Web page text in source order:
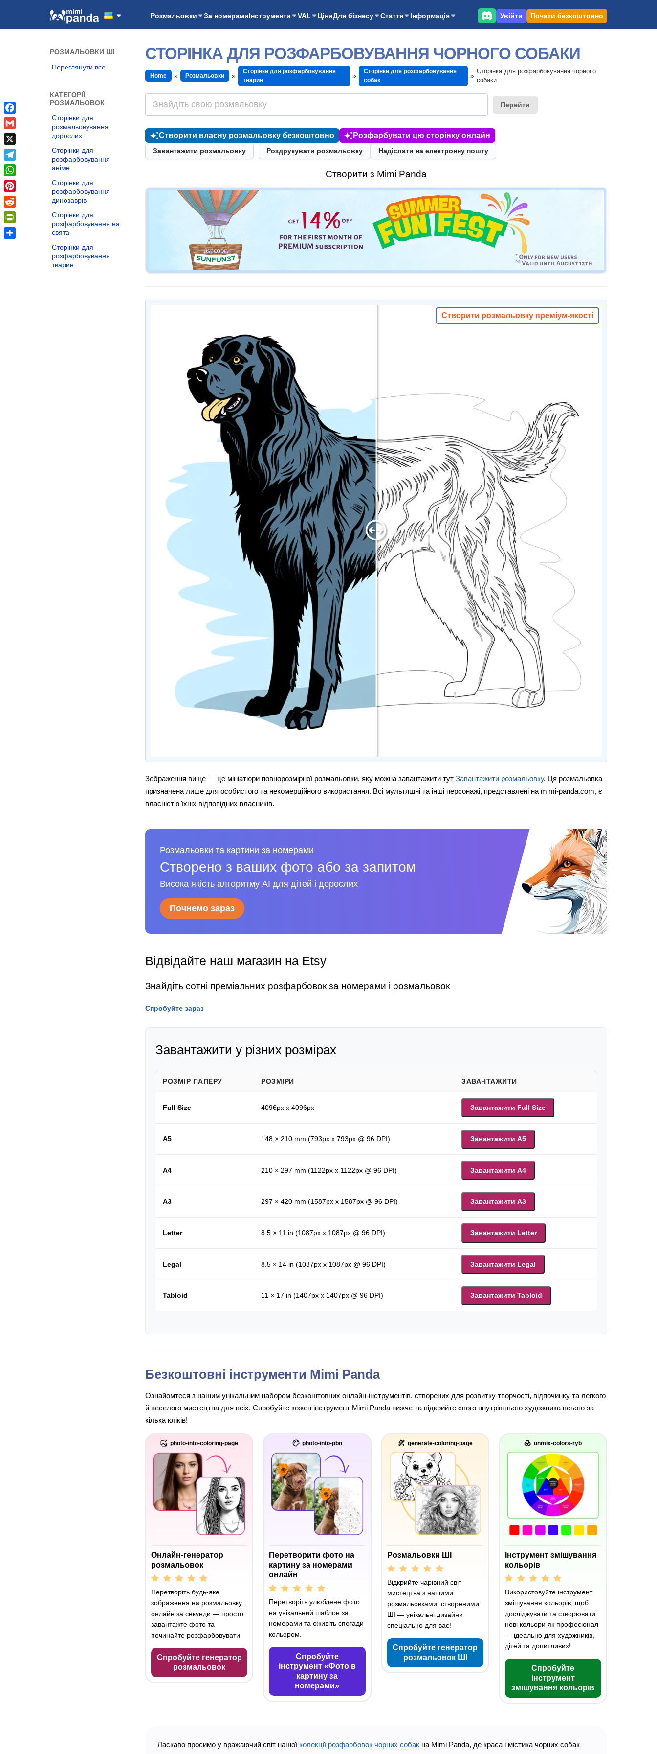
Розмальовки За номерамиІнструменти VAL ЦіниДля бізнесу Стаття Інформація Увійти Почати безкоштовно
РОЗМАЛЬОВКИ ШІ
Переглянути все
КАТЕГОРІЇ
РОЗМАЛЬОВОК
Сторінки для
розмальовування
дорослих
Сторінки для
розфарбовування
аніме
Сторінки для
розфарбовування
динозаврів
Сторінки для
розфарбовування на
свята
Сторінки для
розфарбовування
тварин
СТОРІНКА ДЛЯ РОЗФАРБОВУВАННЯ ЧОРНОГО СОБАКИ
Home Розмальовки
Сторінки для розфарбовування
тварин
Сторінки для розфарбовування
собак
Сторінка для розфарбовування чорного
собаки
Перейти
Створити власну розмальовку безкоштовно Розфарбувати цю сторінку онлайн
Завантажити розмальовку Роздрукувати розмальовку Надіслати на електронну пошту
Створити з Mimi Panda
Створити розмальовку преміум-якості
Зображення вище — це мініатюри повнорозмірної розмальовки, яку можна завантажити тут Завантажити розмальовку. Ця розмальовка
призначена лише для особистого та некомерційного використання. Всі мультяшні та інші персонажі, представлені на mimi-panda.com, є
власністю їхніх відповідних власників.
Розмальовки та картини за номерами
Створено з ваших фото або за запитом
Висока якість алгоритму AI для дітей і дорослих
Почнемо зараз
Відвідайте наш магазин на Etsy
Знайдіть сотні преміальних розфарбовок за номерами і розмальовок
Спробуйте зараз
Завантажити у різних розмірах
РОЗМІР ПАПЕРУ РОЗМІРИ ЗАВАНТАЖИТИ
Full Size 4096px x 4096px Завантажити Full Size
A5 148 × 210 mm (793px x 793px @ 96 DPI) Завантажити A5
A4 210 × 297 mm (1122px x 1122px @ 96 DPI) Завантажити A4
A3 297 × 420 mm (1587px x 1587px @ 96 DPI) Завантажити A3
Letter 8.5 × 11 in (1087px x 1087px @ 96 DPI) Завантажити Letter
Legal 8.5 × 14 in (1087px x 1087px @ 96 DPI) Завантажити Legal
Tabloid 11 × 17 in (1407px x 1407px @ 96 DPI) Завантажити Tabloid
Безкоштовні інструменти Mimi Panda
Ознайомтеся з нашим унікальним набором безкоштовних онлайн-інструментів, створених для розвитку творчості, відпочинку та легкого
й веселого мистецтва для всіх. Спробуйте кожен інструмент Mimi Panda нижче та відкрийте свого внутрішнього художника всього за
кілька кліків!
photo-into-coloring-page
Онлайн-генератор
розмальовок
Перетворіть будь-яке
зображення на розмальовку
онлайн за секунди — просто
завантажте фото та
починайте розфарбовувати!
Спробуйте генератор
розмальовок
photo-into-pbn
Перетворити фото на
картину за номерами
онлайн
Перетворіть улюблене фото
на унікальний шаблон за
номерами та оживіть спогади
кольором.
Спробуйте
інструмент «Фото в
картину за
номерами»
generate-coloring-page
Розмальовки ШІ
Відкрийте чарівний світ
мистецтва з нашими
розмальовками, створеними
ШІ — унікальні дизайни
спеціально для вас!
Спробуйте генератор
розмальовок ШІ
unmix-colors-ryb
Інструмент змішування
кольорів
Використовуйте інструмент
змішування кольорів, щоб
досліджувати та створювати
нові кольори як професіонал
— ідеально для художників,
дітей та допитливих!
Спробуйте
інструмент
змішування кольорів
Ласкаво просимо у вражаючий світ нашої колекції розфарбовок чорних собак на Mimi Panda, де краса і містика чорних собак
Facebook
Gmail
X
Telegram
WhatsApp
Pinterest
Reddit
PrintFriendly